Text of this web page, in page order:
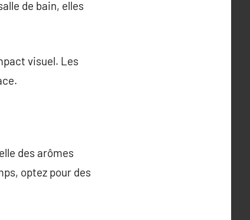
de bain, elles
visuel. Les
des arômes
optez pour des